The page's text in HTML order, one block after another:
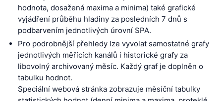
hodnota, dosažená maxima a minima) také grafické
vyjádření průběhu hladiny za posledních 7 dnů s
podbarvením jednotlivých úrovní SPA.
Pro podrobnější přehledy lze vyvolat samostatné grafy
jednotlivých měřících kanálů i historické grafy za
libovolný archivovaný měsíc. Každý graf je doplněn o
tabulku hodnot.
Speciální webová stránka zobrazuje měsíční tabulky